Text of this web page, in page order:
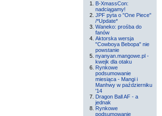
B-XmassCon:
nadciągamy!
JPF pyta o "One Piece"
/*Update*
Waneko: prośba do
fanów
Aktorska wersja
"Cowboya Bebopa" nie
powstanie
nyanyan.mangowe.pl -
kwejk dla otaku
Rynkowe
podsumowanie
miesiąca - Mangi i
Manhwy w październiku
'14
Dragon Ball AF - a
jednak
Rynkowe
podsumowanie